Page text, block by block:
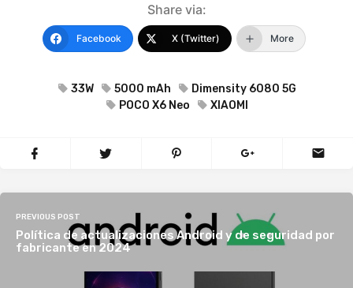
Share via:
Facebook X (Twitter) More
33W 5000 mAh
Dimensity 6080 5G
POCO X6 Neo
XIAOMI
PREVIOUS POST
Política de actualizaciones Android y de seguridad por
fabricante en 2024